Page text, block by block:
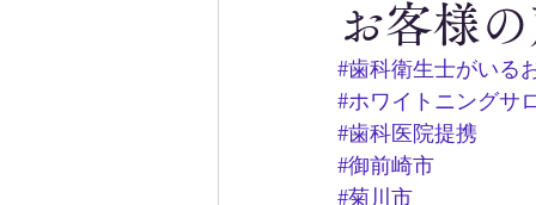
お客様
#歯科衛生士がいる
#ホワイトニングサ
#歯科医院提携
#御前崎市
#菊川市